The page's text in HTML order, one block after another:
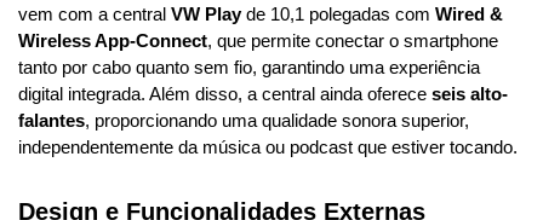
vem com a central VW Play de 10,1 polegadas com Wired &
Wireless App-Connect, que permite conectar o smartphone
tanto por cabo quanto sem fio, garantindo uma experiência
digital integrada. Além disso, a central ainda oferece seis alto-
falantes, proporcionando uma qualidade sonora superior,
independentemente da música ou podcast que estiver tocando.
Design e Funcionalidades Externas